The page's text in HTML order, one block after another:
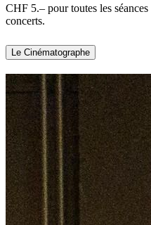
CHF 5.– pour toutes les
concerts.
Le Cinématographe